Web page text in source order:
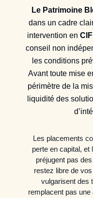
Le Patrimoine
dans un cadre
intervention en CIF
conseil non
les conditions
Avant toute mise
périmètre de la
liquidité des
Les placements
perte en capital,
préjugent pas
restez libre de
vulgarisent des
remplacent pas